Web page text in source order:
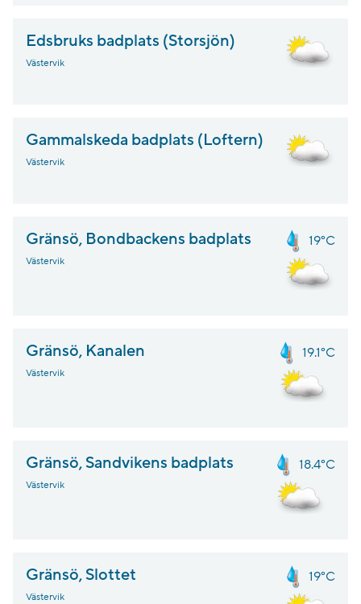
Edsbruks badplats (Storsjön)
Västervik
Gammalskeda badplats (Loftern)
Västervik
Gränsö, Bondbackens badplats
Västervik
19°C
Gränsö, Kanalen
Västervik
19.1°C
Gränsö, Sandvikens badplats
Västervik
18.4°C
Gränsö, Slottet
Västervik
19°C